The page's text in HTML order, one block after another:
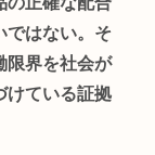
ではない。そ
限界を社会が
けている証拠